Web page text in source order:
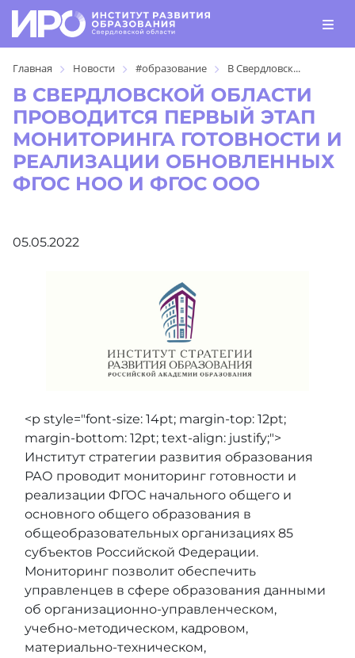
Главная Новости #образование В Свердловск...
В СВЕРДЛОВСКОЙ ОБЛАСТИ
ПРОВОДИТСЯ ПЕРВЫЙ ЭТАП
МОНИТОРИНГА ГОТОВНОСТИ И
РЕАЛИЗАЦИИ ОБНОВЛЕННЫХ
ФГОС НОО И ФГОС ООО
05.05.2022
<p style="font-size: 14pt; margin-top: 12pt;
margin-bottom: 12pt; text-align: justify;">
Институт стратегии развития образования
РАО проводит мониторинг готовности и
реализации ФГОС начального общего и
основного общего образования в
общеобразовательных организациях 85
субъектов Российской Федерации.
Мониторинг позволит обеспечить
управленцев в сфере образования данными
об организационно-управленческом,
учебно-методическом, кадровом,
материально-техническом,